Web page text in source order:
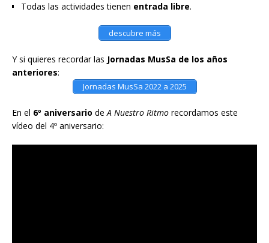
Todas las actividades tienen entrada libre.
descubre más
Y si quieres recordar las Jornadas MusSa de los años
anteriores:
Jornadas MusSa 2022 a 2025
En el 6º aniversario deA Nuestro Ritmo recordamos este
vídeo del 4º aniversario: